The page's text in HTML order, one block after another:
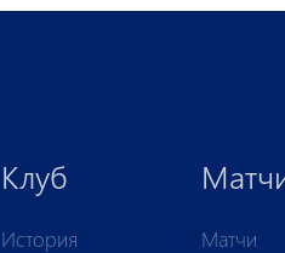
Клуб
История
Матчи